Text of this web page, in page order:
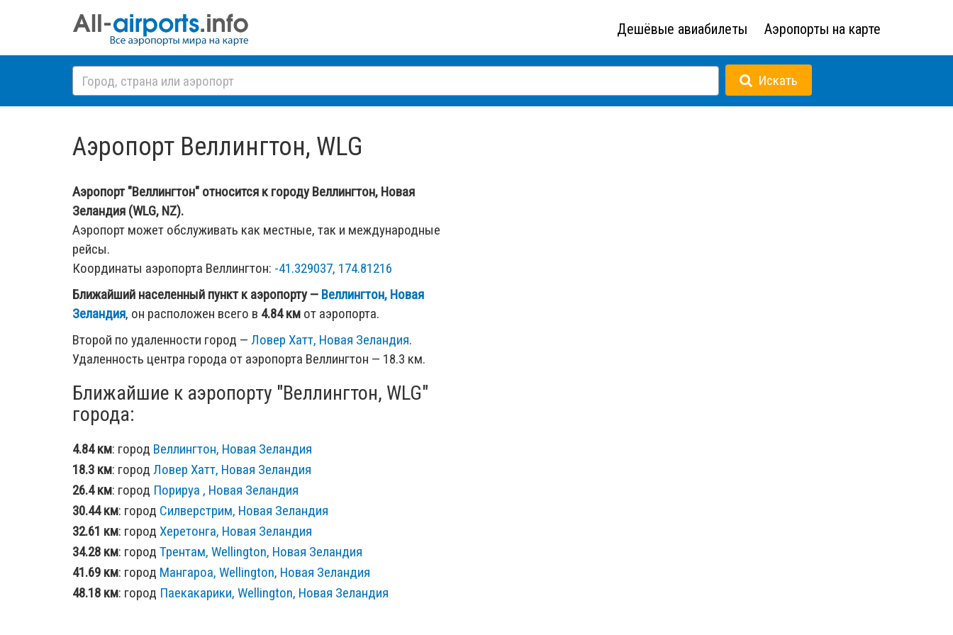
Дешёвые авиабилеты Аэропорты на карте
Искать
Аэропорт Веллингтон, WLG
Аэропорт "Веллингтон" относится к городу Веллингтон, Новая
Зеландия (WLG, NZ).
Аэропорт может обслуживать как местные, так и международные
рейсы.
Координаты аэропорта Веллингтон: -41.329037, 174.81216
Ближайший населенный пункт к аэропорту — Веллингтон, Новая
Зеландия, он расположен всего в 4.84 км от аэропорта.
Второй по удаленности город — Ловер Хатт, Новая Зеландия.
Удаленность центра города от аэропорта Веллингтон — 18.3 км.
Ближайшие к аэропорту "Веллингтон, WLG"
города:
4.84 км: город Веллингтон, Новая Зеландия
18.3 км: город Ловер Хатт, Новая Зеландия
26.4 км: город Порируа , Новая Зеландия
30.44 км: город Силверстрим, Новая Зеландия
32.61 км: город Херетонга, Новая Зеландия
34.28 км: город Трентам, Wellington, Новая Зеландия
41.69 км: город Мангароа, Wellington, Новая Зеландия
48.18 км: город Паекакарики, Wellington, Новая Зеландия